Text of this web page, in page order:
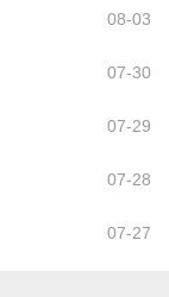
08-03
07-30
07-29
07-28
07-27